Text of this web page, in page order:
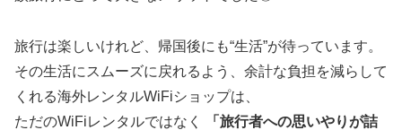
旅行は楽しいけれど、帰国後にも“生活”が待っています。
その生活にスムーズに戻れるよう、余計な負担を減らして
くれる海外レンタルWiFiショップは、
ただのWiFiレンタルではなく
「旅行者への思いやりが詰